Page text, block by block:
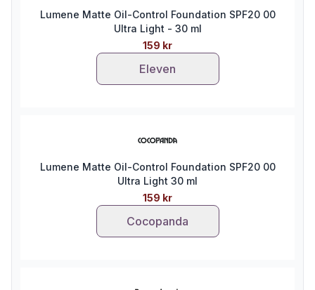
Lumene Matte Oil-Control Foundation SPF20 00
Ultra Light - 30 ml
159 kr
Eleven
Lumene Matte Oil-Control Foundation SPF20 00
Ultra Light 30 ml
159 kr
Cocopanda